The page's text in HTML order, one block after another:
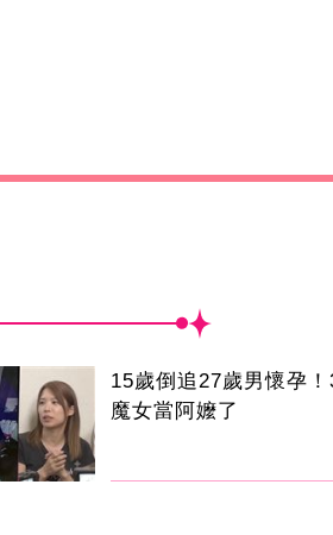
15歲倒追27歲男懷孕
魔女當阿嬤了